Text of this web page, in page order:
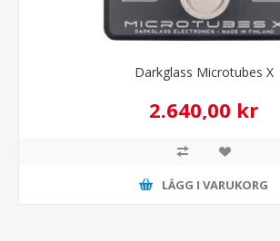
Darkglass Microtubes X
2.640,00 kr
LÄGG I VARUKORG